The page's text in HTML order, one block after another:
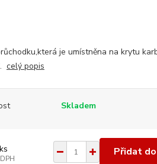
je umístněna na krytu
celý popis
Skladem
Přidat